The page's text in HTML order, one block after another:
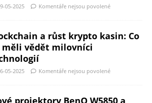
05-2025 Komentáře nejsou povolené
a růst krypto kasin: Co
měli vědět milovníci
05-2025 Komentáře nejsou povolené
projektory BenQ W5850 a